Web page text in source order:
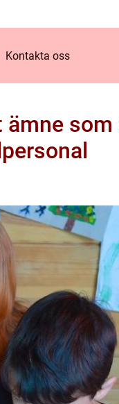
Kontakta oss